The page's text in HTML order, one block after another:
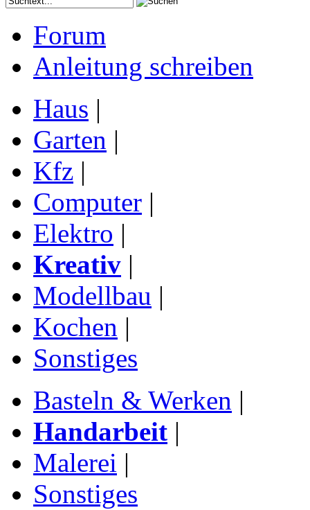
Forum
Anleitung schreiben
Haus |
Garten |
Kfz |
Computer |
Elektro |
Kreativ |
Modellbau |
Kochen |
Sonstiges
Basteln & Werken |
Handarbeit |
Malerei |
Sonstiges